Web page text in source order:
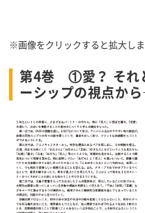
※画像をクリックすると拡大し
第4巻 ①愛？ それ
ーシップの視点か